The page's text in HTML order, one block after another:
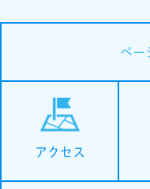
ペー
アクセス